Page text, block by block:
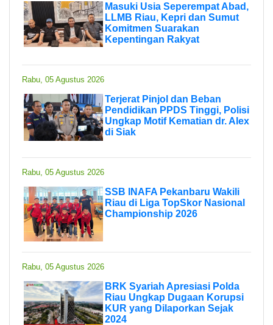
Masuki Usia Seperempat Abad,
LLMB Riau, Kepri dan Sumut
Komitmen Suarakan
Kepentingan Rakyat
Rabu, 05 Agustus 2026
Terjerat Pinjol dan Beban
Pendidikan PPDS Tinggi, Polisi
Ungkap Motif Kematian dr. Alex
di Siak
Rabu, 05 Agustus 2026
SSB INAFA Pekanbaru Wakili
Riau di Liga TopSkor Nasional
Championship 2026
Rabu, 05 Agustus 2026
BRK Syariah Apresiasi Polda
Riau Ungkap Dugaan Korupsi
KUR yang Dilaporkan Sejak
2024